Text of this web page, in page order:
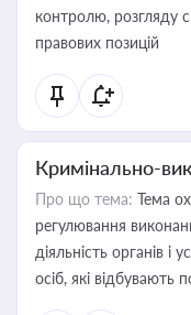
контролю, розгляду
правових позицій
Кримінально-
Про що тема: Тема
регулювання
діяльність органів і
осіб, які відбувають